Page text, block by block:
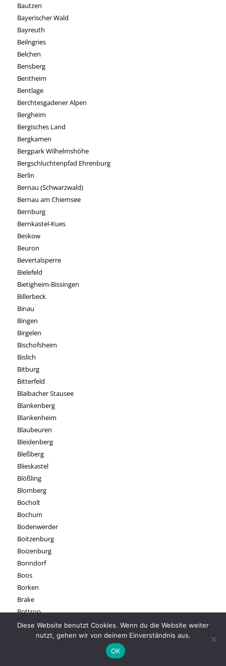
Bautzen
Bayerischer Wald
Bayreuth
Beilngries
Belchen
Bensberg
Bentheim
Bentlage
Berchtesgadener Alpen
Bergheim
Bergisches Land
Bergkamen
Bergpark Wilhelmshöhe
Bergschluchtenpfad Ehrenburg
Berlin
Bernau (Schwarzwald)
Bernau am Chiemsee
Bernburg
Bernkastel-Kues
Beskow
Beuron
Bevertalsperre
Bielefeld
Bietigheim-Bissingen
Billerbeck
Binau
Bingen
Birgelen
Bischofsheim
Bislich
Bitburg
Bitterfeld
Blaibacher Stausee
Blankenberg
Blankenheim
Blaubeuren
Bleidenberg
Bleßberg
Blieskastel
Blößling
Blomberg
Bocholt
Bochum
Bodenwerder
Boitzenburg
Boizenburg
Bonndorf
Boos
Borken
Brake
Bottrop
Brakel
Bramsche
Diese Website benutzt Cookies. Wenn du die Website weiter
nutzt, gehen wir von deinem Einverständnis aus.
OK